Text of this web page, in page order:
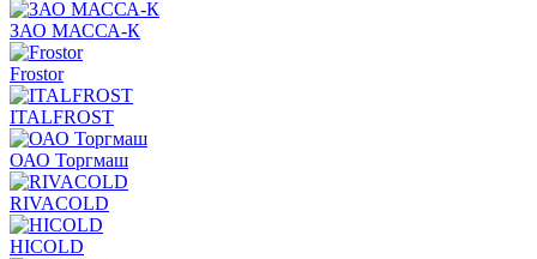
ЗАО МАССА-К
Frostor
ITALFROST
ОАО Торгмаш
RIVACOLD
HICOLD